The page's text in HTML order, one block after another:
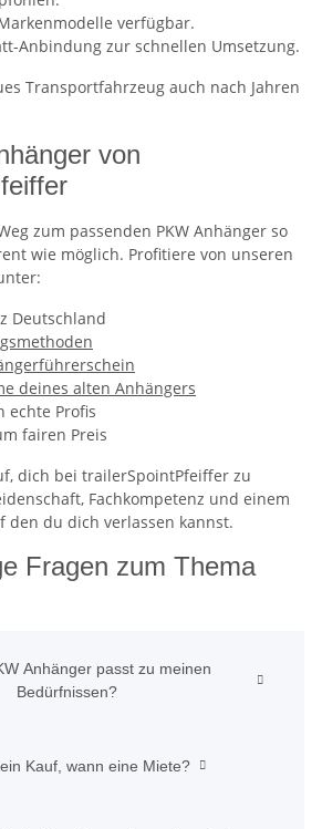
verfügbar.
Anbindung zur schnellen Umsetzung.
Transportfahrzeug auch nach Jahren
von
zum passenden PKW Anhänger so
wie möglich. Profitiere von unseren
Deutschland
deines alten Anhängers
echte Profis
fairen Preis
dich bei trailerSpointPfeiffer zu
Fachkompetenz und einem
den du dich verlassen kannst.
Fragen zum Thema
Anhänger passt zu meinen
Bedürfnissen?
Kauf, wann eine Miete?